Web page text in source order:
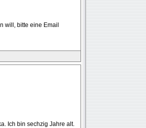
will, bitte eine Email
Ich bin sechzig Jahre alt.